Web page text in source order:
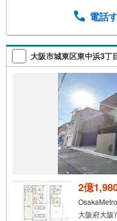
電話
大阪市城東区東中浜3丁
2億
大阪府大阪